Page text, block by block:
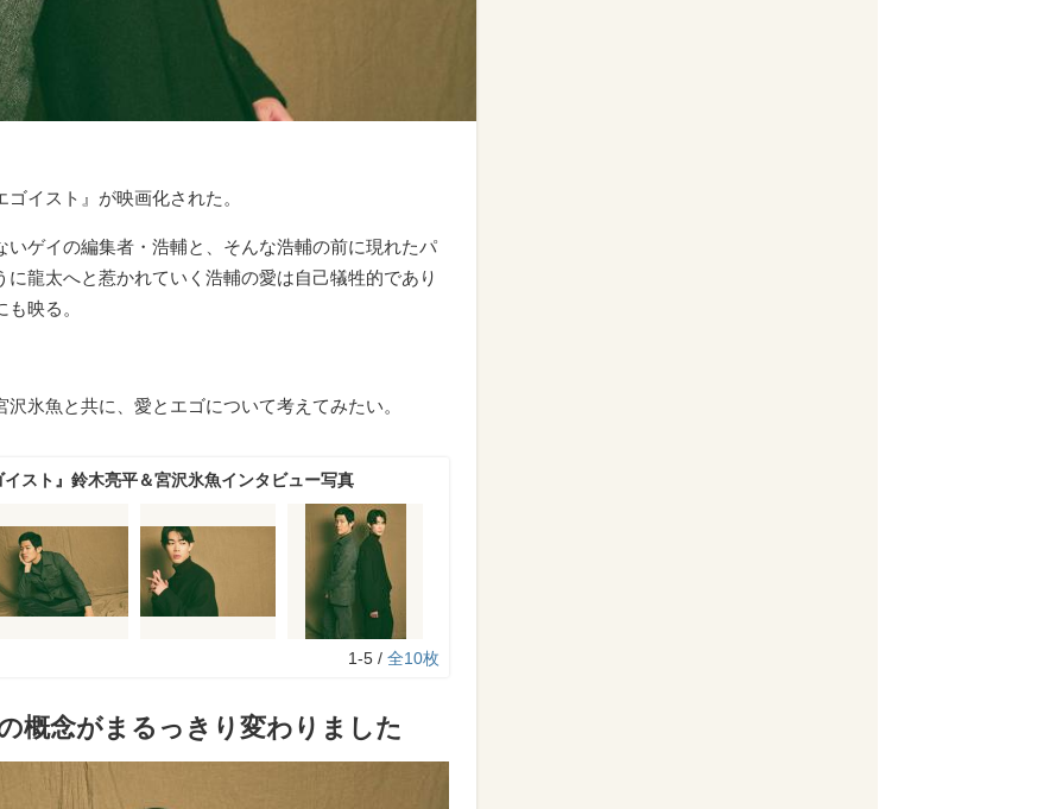
イスト』が映画化された。
ゲイの編集者・浩輔と、そんな浩輔の前に現れたパ
龍太へと惹かれていく浩輔の愛は自己犠牲的であり
映る。
氷魚と共に、愛とエゴについて考えてみたい。
イスト』鈴木亮平＆宮沢氷魚インタビュー写真
1-5 / 全10枚
概念がまるっきり変わりました